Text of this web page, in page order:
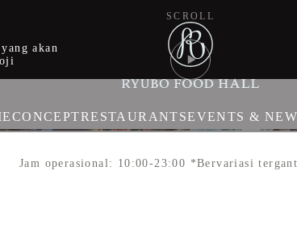
akan
CONCEPTRESTAURANTSEVENTS &
SCROLL
Jam operasional: 10:00-23:00 *Bervariasi